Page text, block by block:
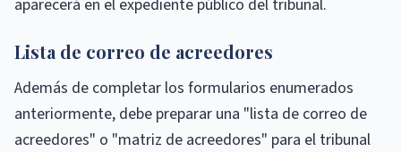
aparecerá en el expediente público del tribunal.
Lista de correo de acreedores
Además de completar los formularios enumerados
anteriormente, debe preparar una "lista de correo de
acreedores" o "matriz de acreedores" para el tribunal